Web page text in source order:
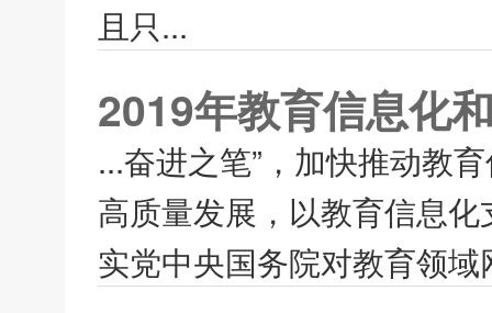
且只...
2019年教育信息化
...奋进之笔”，加快推动教
高质量发展，以教育信息
实党中央国务院对教育领